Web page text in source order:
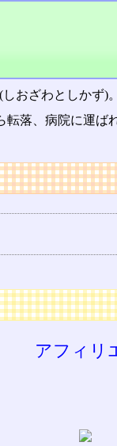
しおざわとしかず)
転落、病院に運ば
アフィリ